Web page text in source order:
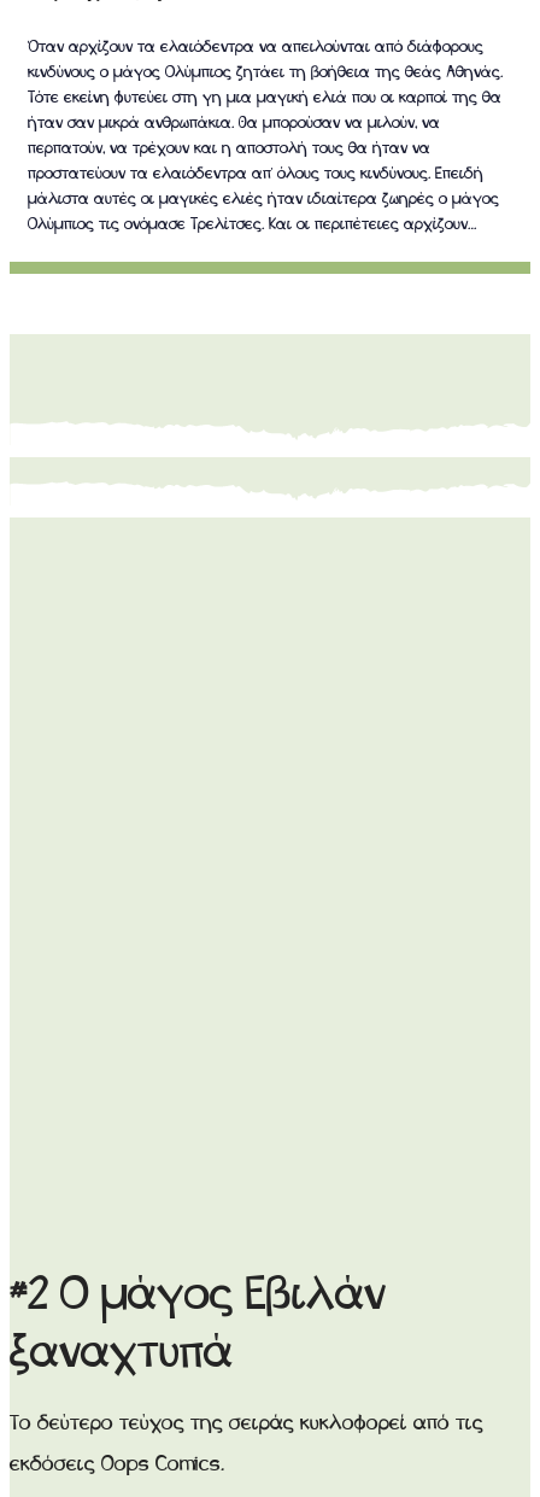
Όταν αρχίζουν τα ελαιόδεντρα να απειλούνται από διάφορους
κινδύνους ο μάγος Ολύμπιος ζητάει τη βοήθεια της θεάς Αθηνάς.
Τότε εκείνη φυτεύει στη γη μια μαγική ελιά που οι καρποί της θα
ήταν σαν μικρά ανθρωπάκια. Θα μπορούσαν να μιλούν, να
περπατούν, να τρέχουν και η αποστολή τους θα ήταν να
προστατεύουν τα ελαιόδεντρα απ΄ όλους τους κινδύνους. Επειδή
μάλιστα αυτές οι μαγικές ελιές ήταν ιδιαίτερα ζωηρές ο μάγος
Ολύμπιος τις ονόμασε Τρελίτσες. Και οι περιπέτειες αρχίζουν…
#2 Ο μάγος Εβιλάν
ξαναχτυπά
Το δεύτερο τεύχος της σειράς κυκλοφορεί από τις
εκδόσεις Oops Comics.